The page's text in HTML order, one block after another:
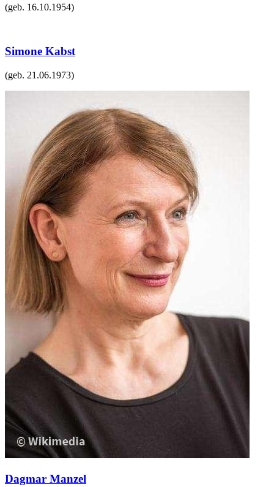
(geb. 16.10.1954)
Simone Kabst
(geb. 21.06.1973)
Dagmar Manzel